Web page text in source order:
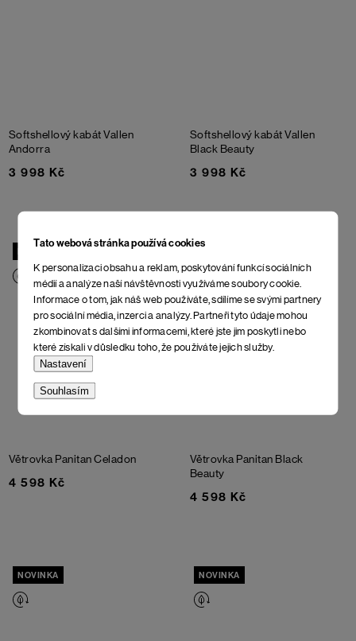
Tato webová stránka používá cookies
K personalizaci obsahu a reklam, poskytování funkcí sociálních
médií a analýze naší návštěvnosti využíváme soubory cookie.
Informace o tom, jak náš web používáte, sdílíme se svými partnery
pro sociální média, inzerci a analýzy. Partneři tyto údaje mohou
zkombinovat s dalšími informacemi, které jste jim poskytli nebo
které získali v důsledku toho, že používáte jejich služby.
Nastavení
Souhlasím
Softshellový kabát Vallen
Andorra
3 998 Kč
Softshellový kabát Vallen
Black Beauty
3 998 Kč
Větrovka PanitanCeladon
4 598 Kč
Větrovka Panitan Black
Beauty
4 598 Kč
NOVINKA NOVINKA